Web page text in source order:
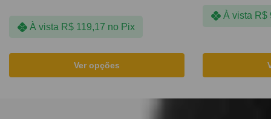
À vista R$119,17 no Pix
Ver opções
À vista R$